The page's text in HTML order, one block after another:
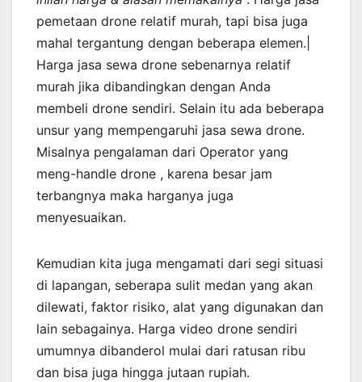
pemetaan drone relatif murah, tapi bisa juga
mahal tergantung dengan beberapa elemen.|
Harga jasa sewa drone sebenarnya relatif
murah jika dibandingkan dengan Anda
membeli drone sendiri. Selain itu ada beberapa
unsur yang mempengaruhi jasa sewa drone.
Misalnya pengalaman dari Operator yang
meng-handle drone , karena besar jam
terbangnya maka harganya juga
menyesuaikan.
Kemudian kita juga mengamati dari segi situasi
di lapangan, seberapa sulit medan yang akan
dilewati, faktor risiko, alat yang digunakan dan
lain sebagainya. Harga video drone sendiri
umumnya dibanderol mulai dari ratusan ribu
dan bisa juga hingga jutaan rupiah.